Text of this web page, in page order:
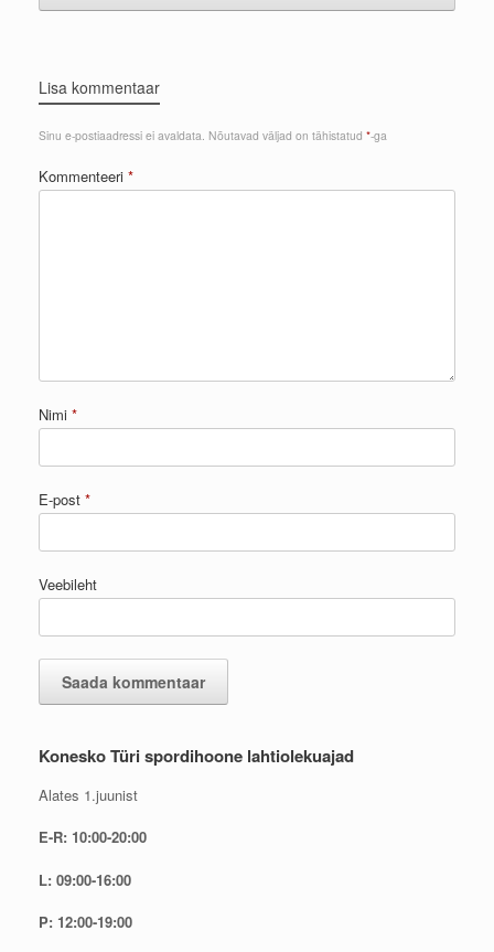
Lisa kommentaar
Sinu e-postiaadressi ei avaldata. Nõutavad väljad on tähistatud *-ga
Kommenteeri *
Nimi *
E-post *
Veebileht
Konesko Türi spordihoone lahtiolekuajad
Alates 1.juunist
E-R: 10:00-20:00
L: 09:00-16:00
P: 12:00-19:00